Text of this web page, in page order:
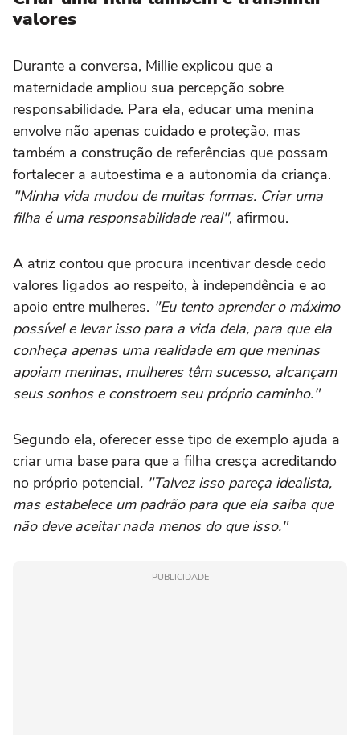
valores
Durante a conversa, Millie explicou que a
maternidade ampliou sua percepção sobre
responsabilidade. Para ela, educar uma menina
envolve não apenas cuidado e proteção, mas
também a construção de referências que possam
fortalecer a autoestima e a autonomia da criança.
"Minha vida mudou de muitas formas. Criar uma
filha é uma responsabilidade real", afirmou.
A atriz contou que procura incentivar desde cedo
valores ligados ao respeito, à independência e ao
apoio entre mulheres. "Eu tento aprender o máximo
possível e levar isso para a vida dela, para que ela
conheça apenas uma realidade em que meninas
apoiam meninas, mulheres têm sucesso, alcançam
seus sonhos e constroem seu próprio caminho."
Segundo ela, oferecer esse tipo de exemplo ajuda a
criar uma base para que a filha cresça acreditando
no próprio potencial. "Talvez isso pareça idealista,
mas estabelece um padrão para que ela saiba que
não deve aceitar nada menos do que isso."
PUBLICIDADE